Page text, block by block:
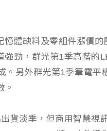
體缺料及零組件漲價的
強勁，群光第1季高階的
。另外群光第1季筆電平
。
貨淡季，但商用智慧視